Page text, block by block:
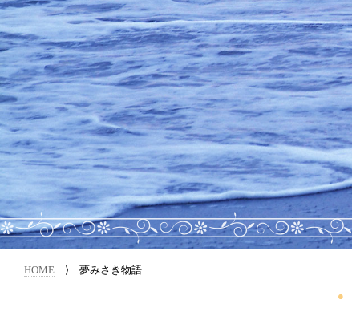
HOME ⟩ 夢みさき物語